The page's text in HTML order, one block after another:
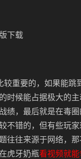
下载
较重要的，如果能
时候能占据极大的
绩，最后就是在毒
不错的，但有些玩
往往来源于网络，
虎牙奶瓶看视频就